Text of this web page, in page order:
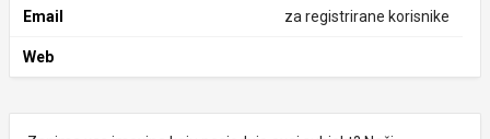
Email za registrirane korisnike
Web